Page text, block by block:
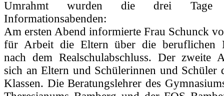
Umrahmt wurden die drei
Informationsabenden:
Am ersten Abend informierte Frau Schunck
für Arbeit die Eltern über die beruflichen
nach dem Realschulabschluss. Der zweite
sich an Eltern und Schülerinnen und Schüler
Klassen. Die Beratungslehrer des